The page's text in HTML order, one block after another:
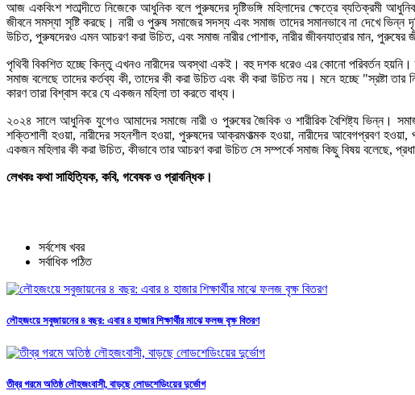
আজ একবিংশ শতাব্দীতে নিজেকে আধুনিক বলে পুরুষদের দৃষ্টিভঙ্গি মহিলাদের ক্ষেত্রে ব্যতিক্রমী
জীবনে সমস্যা সৃষ্টি করছে। নারী ও পুরুষ সমাজের সদস্য এবং সমাজ তাদের সমানভাবে না দেখে
উচিত, পুরুষদেরও এমন আচরণ করা উচিত, এবং সমাজ নারীর পোশাক, নারীর জীবনযাত্রার মান, পুরুষের
পৃথিবী বিকশিত হচ্ছে কিন্তু এখনও নারীদের অবস্থা একই। বহু দশক ধরেও এর কোনো পরিবর্তন
সমাজ বলেছে তাদের কর্তব্য কী, তাদের কী করা উচিত এবং কী করা উচিত নয়। মনে হচ্ছে "স্রষ্টা তার
কারণ তারা বিশ্বাস করে যে একজন মহিলা তা করতে বাধ্য।
২০২৪ সালে আধুনিক যুগেও আমাদের সমাজে নারী ও পুরুষের জৈবিক ও শারীরিক বৈশিষ্ট্য ভিন্ন।
শক্তিশালী হওয়া, নারীদের সহনশীল হওয়া, পুরুষদের আক্রমণাত্মক হওয়া, নারীদের আবেগপ্রবণ
একজন মহিলার কী করা উচিত, কীভাবে তার আচরণ করা উচিত সে সম্পর্কে সমাজ কিছু বিষয় বলেছে,
লেখকঃ কথা সাহিত্যিক, কবি, গবেষক ও প্রাবন্ধিক।
সর্বশেষ খবর
সর্বাধিক পঠিত
লৌহজংয়ে সবুজায়নের ৪ বছর: এবার ৪ হাজার শিক্ষার্থীর মাঝে ফলজ বৃক্ষ বিতরণ
তীব্র গরমে অতিষ্ঠ লৌহজংবাসী, বাড়ছে লোডশেডিংয়ের দুর্ভোগ